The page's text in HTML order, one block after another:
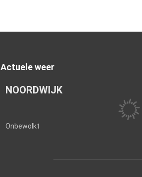
Actuele weer
NOORDWIJK
Onbewolkt